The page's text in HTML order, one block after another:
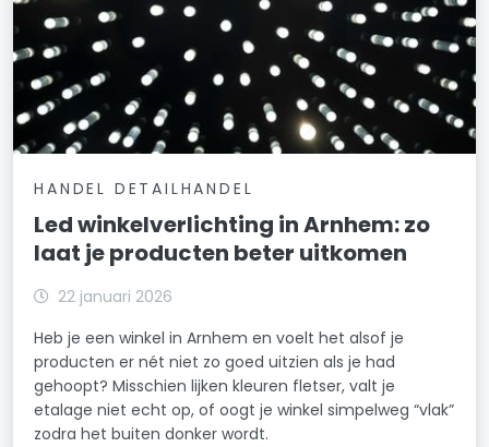
HANDEL DETAILHANDEL
Led winkelverlichting in Arnhem: zo
laat je producten beter uitkomen
22 januari 2026
Heb je een winkel in Arnhem en voelt het alsof je
producten er nét niet zo goed uitzien als je had
gehoopt? Misschien lijken kleuren fletser, valt je
etalage niet echt op, of oogt je winkel simpelweg “vlak”
zodra het buiten donker wordt.